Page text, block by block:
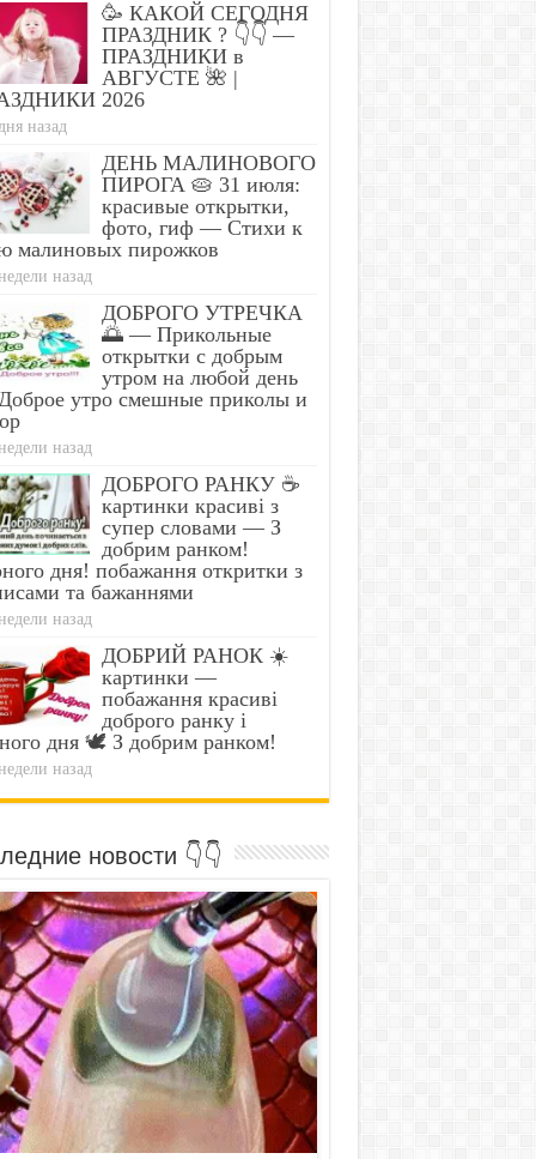
🥳 КАКОЙ СЕГОДНЯ
ПРАЗДНИК ? 👇👇 —
ПРАЗДНИКИ в
АВГУСТЕ 🌺 |
2026
назад
ДЕНЬ МАЛИНОВОГО
ПИРОГА 🥧 31 июля:
красивые открытки,
фото, гиф — Стихи к
малиновых пирожков
назад
ДОБРОГО УТРЕЧКА
🌅 — Прикольные
открытки с добрым
утром на любой день
утро смешные приколы и
назад
ДОБРОГО РАНКУ ☕
картинки красиві з
супер словами — З
добрим ранком!
дня! побажання откритки з
та бажаннями
назад
ДОБРИЙ РАНОК ☀️
картинки —
побажання красиві
доброго ранку і
дня 🕊️ З добрим ранком!
назад
новости 👇👇